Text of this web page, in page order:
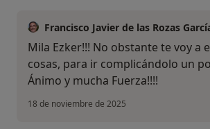
Francisco Javier de las Rozas
Mila Ezker!!! No obstante te voy a
cosas, para ir complicándolo un
Ánimo y mucha Fuerza!!!!
18 de noviembre de 2025